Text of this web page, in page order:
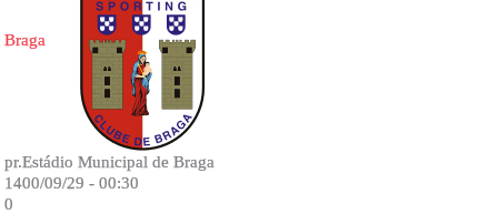
Braga
pr.Estádio Municipal de Braga
1400/09/29 - 00:30
0